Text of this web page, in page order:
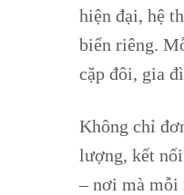
hiện đại, hệ
biển riêng.
cặp đôi, gia
Không chỉ
lượng, kết
– nơi mà mỗi